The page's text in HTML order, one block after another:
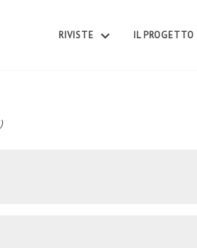
RIVISTE IL PROGETTO